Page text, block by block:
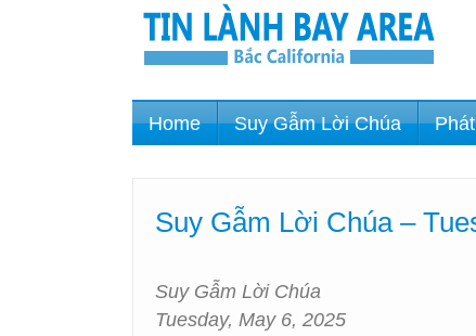
Home Suy Gẫm Lời Chúa
Suy Gẫm Lời Chúa –
Suy Gẫm Lời Chúa
Tuesday, May 6, 2025